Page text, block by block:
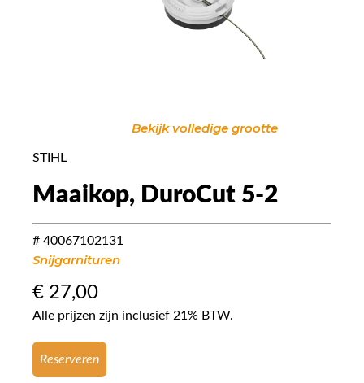
Bekijk volledige grootte
STIHL
Maaikop, DuroCut 5-2
# 40067102131
Snijgarnituren
€ 27,00
Alle prijzen zijn inclusief 21% BTW.
Reserveren